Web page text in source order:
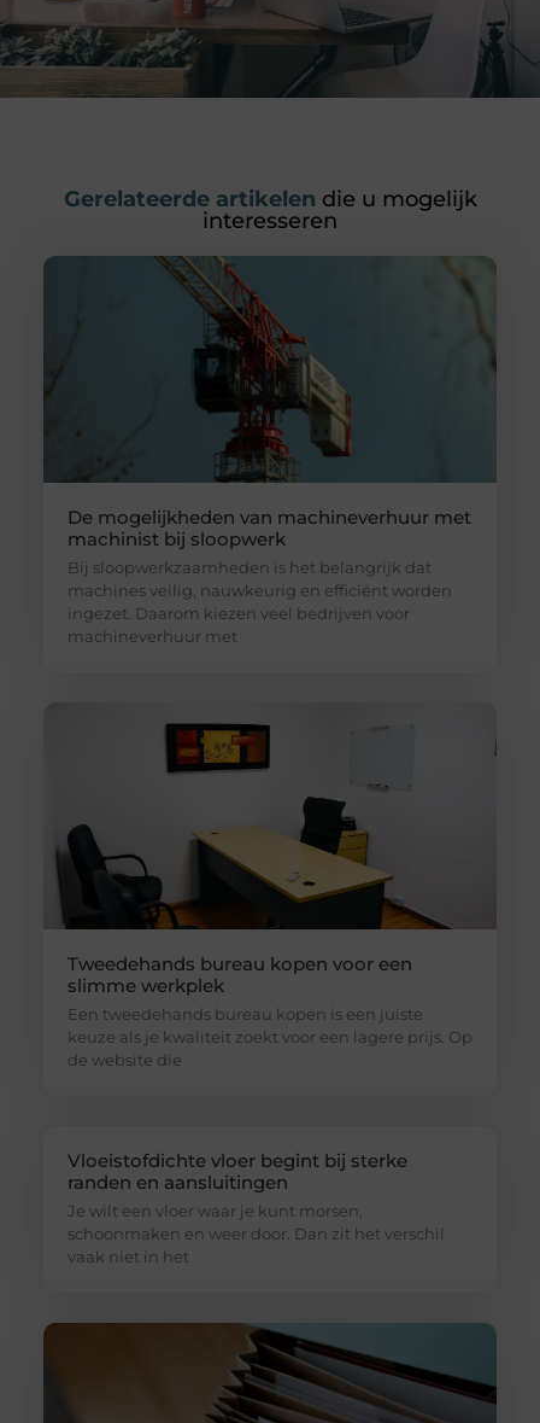
Gerelateerde artikelen die u mogelijk
interesseren
De mogelijkheden van machineverhuur met
machinist bij sloopwerk
Bij sloopwerkzaamheden is het belangrijk dat
machines veilig, nauwkeurig en efficiënt worden
ingezet. Daarom kiezen veel bedrijven voor
machineverhuur met
Tweedehands bureau kopen voor een
slimme werkplek
Een tweedehands bureau kopen is een juiste
keuze als je kwaliteit zoekt voor een lagere prijs. Op
de website die
Vloeistofdichte vloer begint bij sterke
randen en aansluitingen
Je wilt een vloer waar je kunt morsen,
schoonmaken en weer door. Dan zit het verschil
vaak niet in het